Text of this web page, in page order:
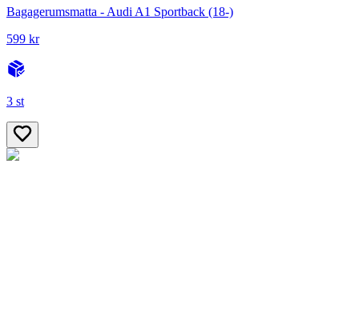
Bagagerumsmatta - Audi A1 Sportback (18-)
599 kr
3 st